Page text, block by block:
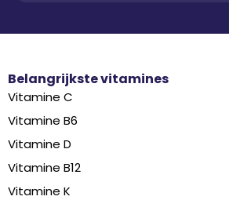
Belangrijkste vitamines
Vitamine C
Vitamine B6
Vitamine D
Vitamine B12
Vitamine K